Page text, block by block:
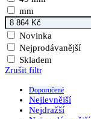
mm
Novinka
Nejprodávanější
Skladem
Zrušit filtr
Doporučené
Nejlevnější
Nejdražší